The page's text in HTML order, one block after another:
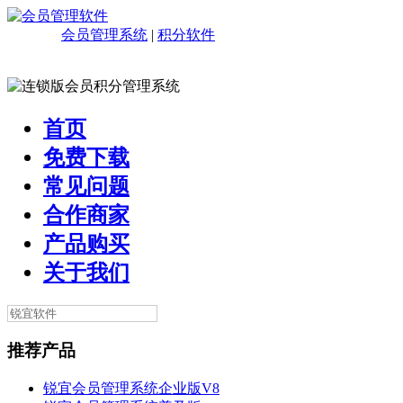
会员管理系统 | 积分软件
首页
免费下载
常见问题
合作商家
产品购买
关于我们
推荐产品
锐宜会员管理系统企业版V8